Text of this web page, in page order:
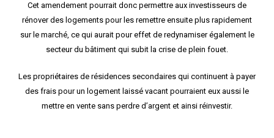
Cet amendement pourrait donc permettre aux investisseurs de
rénover des logements pour les remettre ensuite plus rapidement
sur le marché, ce qui aurait pour effet de redynamiser également le
secteur du bâtiment qui subit la crise de plein fouet.
Les propriétaires de résidences secondaires qui continuent à payer
des frais pour un logement laissé vacant pourraient eux aussi le
mettre en vente sans perdre d’argent et ainsi réinvestir.